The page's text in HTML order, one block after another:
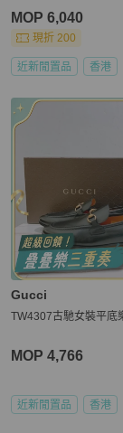
MOP 6,040
現折 200
近新閒置品 香港
Gucci
TW4307古馳女裝平底
MOP 4,766
近新閒置品 香港